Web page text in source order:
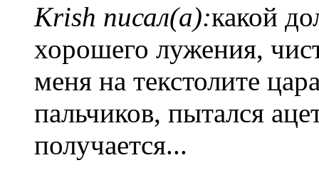
Krish писал(а):какой
хорошего лужения,
меня на текстолите
пальчиков, пытался
получается...